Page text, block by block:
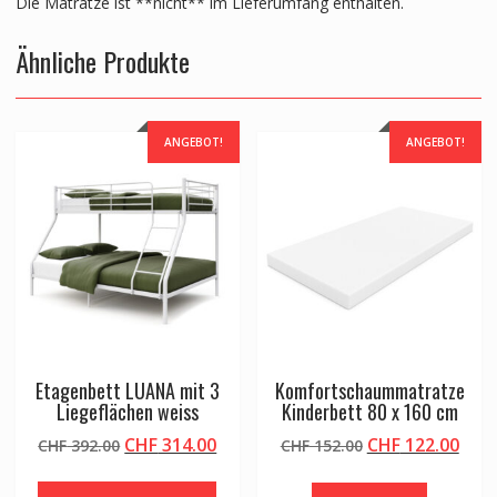
Ähnliche Produkte
ANGEBOT!
Etagenbett LUANA mit 3
Liegeflächen weiss
CHF392.00 Ursprünglicher
CHF314.00Aktueller
ANGEBOT!
Komfortschaummatratze
Kinderbett 80 x 160 cm
CHF152.00 Ursprünglicher
CHF122.00